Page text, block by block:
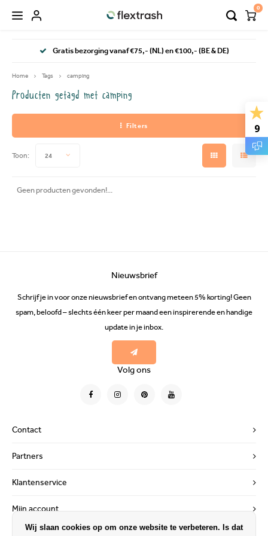
9
Hoofdmenu / flextrash prullenbakken
FLEXTRASH SMALL
FLEXTRASH LARGE
Hoofdmenu / camping prullenbak
0
Gratis bezorging vanaf €75,- (NL) en €100,- (BE & DE)
Home Tags camping
Producten getagd met camping
Filters
Toon: 24
Geen producten gevonden!...
Contact
Nieuwsbrief
Schrijf je in voor onze nieuwsbrief en ontvang meteen 5% korting! Geen
spam, beloofd – slechts één keer per maand een inspirerende en handige
update in je inbox.
Volg ons
Partners
Klantenservice
Mijn account
Wij slaan cookies op om onze website te verbeteren. Is dat